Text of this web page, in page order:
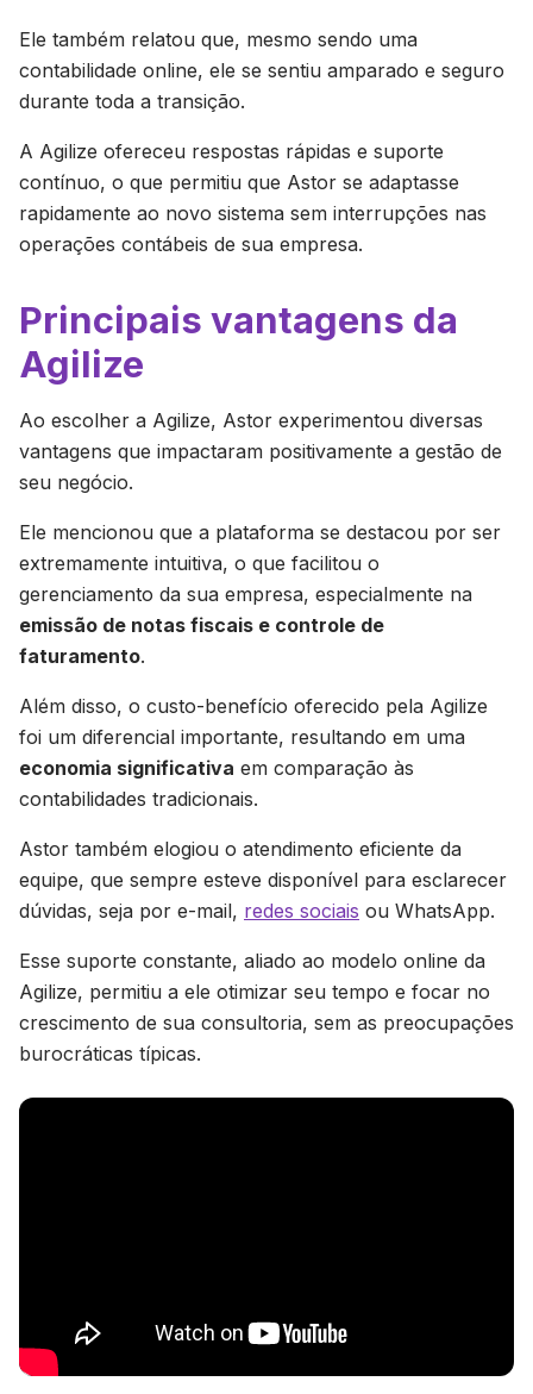
Ele também relatou que, mesmo sendo uma
contabilidade online, ele se sentiu amparado e seguro
durante toda a transição.
A Agilize ofereceu respostas rápidas e suporte
contínuo, o que permitiu que Astor se adaptasse
rapidamente ao novo sistema sem interrupções nas
operações contábeis de sua empresa.
Principais vantagens da
Agilize
Ao escolher a Agilize, Astor experimentou diversas
vantagens que impactaram positivamente a gestão de
seu negócio.
Ele mencionou que a plataforma se destacou por ser
extremamente intuitiva, o que facilitou o
gerenciamento da sua empresa, especialmente na
emissão de notas fiscais e controle de
faturamento.
Além disso, o custo-benefício oferecido pela Agilize
foi um diferencial importante, resultando em uma
economia significativa em comparação às
contabilidades tradicionais.
Astor também elogiou o atendimento eficiente da
equipe, que sempre esteve disponível para esclarecer
dúvidas, seja por e-mail, redes sociais ou WhatsApp.
Esse suporte constante, aliado ao modelo online da
Agilize, permitiu a ele otimizar seu tempo e focar no
crescimento de sua consultoria, sem as preocupações
burocráticas típicas.